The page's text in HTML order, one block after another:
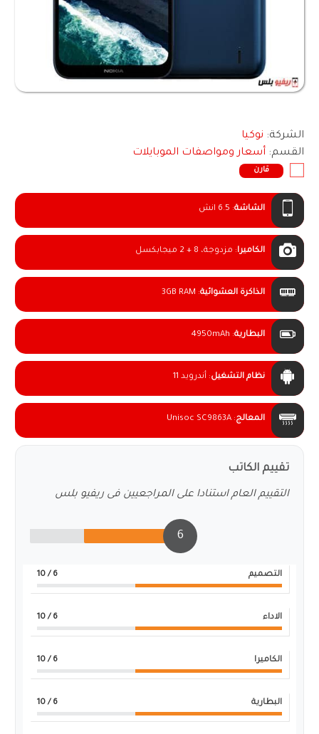
الشركة: نوكيا
القسم: أسعار ومواصفات الموبايلات
قارن
الشاشة: 6.5 انش
الكاميرا: مزدوجة، 8 + 2 ميجابكسل
الذاكرة العشوائية:
3GB RAM
البطارية:
4950mAh
نظام التشغيل: أندرويد 11
المعالج:
Unisoc SC9863A
تقييم الكاتب
التقييم العام استنادا على المراجعيين فى ريفيو بلس
6
التصميم 6
/ 10
الاداء 6
/ 10
الكاميرا 6
/ 10
البطارية 6
/ 10